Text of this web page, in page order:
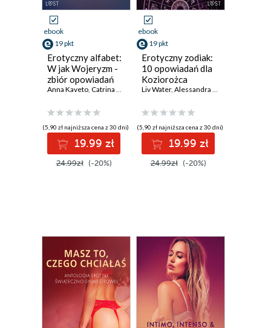
ebook
19 pkt
Erotyczny alfabet:
W jak Wojeryzm -
zbiór opowiadań
Anna Kaveto, Catrina Curant eses,Annah Viki M.,SheWolf
(5,90 zł najniższa cena z 30 dni)
19.99 zł
24.99zł (-20%)
ebook
19 pkt
Erotyczny zodiak:
10 opowiadań dla
Koziorożca
Liv Water, Alessandra Red
(5,90 zł najniższa cena z 30 dni)
19.99 zł
24.99zł (-20%)